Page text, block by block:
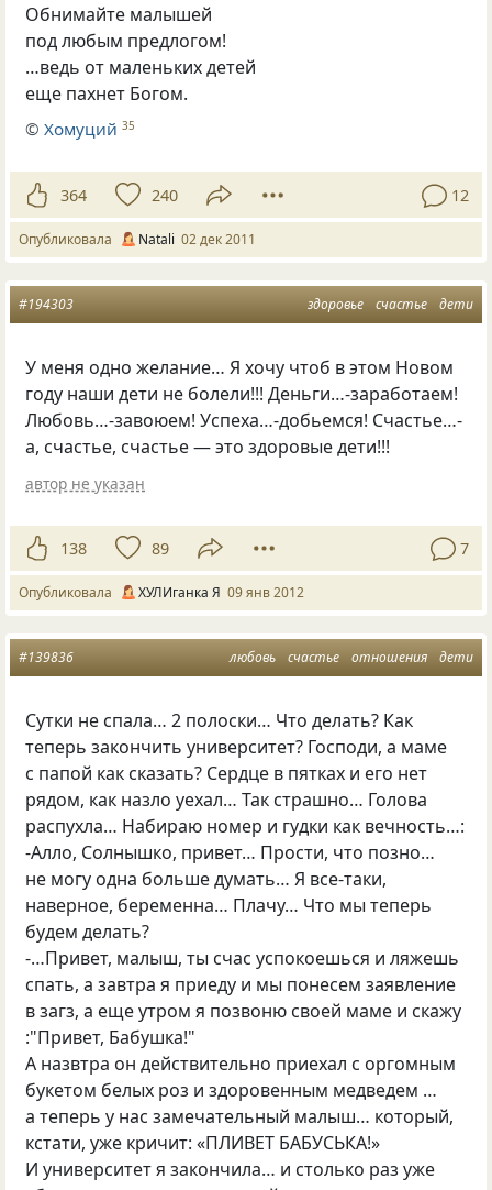
Обнимайте малышей
под любым предлогом!
…ведь от маленьких детей
еще пахнет Богом.
©Хомуций 35
364 240 12
Опубликовала Natali 02 дек 2011
здоровье счастье дети
#194303
У меня одно желание… Я хочу чтоб в этом Новом
году наши дети не болели!!! Деньги…-заработаем!
Любовь…-завоюем! Успеха…-добьемся! Счастье…-
а, счастье, счастье — это здоровые дети!!!
автор не указан
138 89 7
Опубликовала ХУЛИганка Я 09 янв 2012
любовь счастье отношения дети
#139836
Сутки не спала… 2 полоски… Что делать? Как
теперь закончить университет? Господи, а маме
с папой как сказать? Сердце в пятках и его нет
рядом, как назло уехал… Так страшно… Голова
распухла… Набираю номер и гудки как вечность…:
-Алло, Солнышко, привет… Прости, что позно…
не могу одна больше думать… Я все-таки,
наверное, беременна… Плачу… Что мы теперь
будем делать?
-…Привет, малыш, ты счас успокоешься и ляжешь
спать, а завтра я приеду и мы понесем заявление
в загз, а еще утром я позвоню своей маме и скажу
:"Привет, Бабушка!"
А назвтра он действительно приехал с оргомным
букетом белых роз и здоровенным медведем …
а теперь у нас замечательный малыш… который,
кстати, уже кричит: «ПЛИВЕТ БАБУСЬКА!»
И университет я закончила… и столько раз уже